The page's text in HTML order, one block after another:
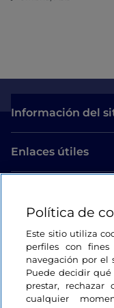
Información del
Enlaces útiles
Estamos en
Política de
Este sitio utiliza
perfiles con fines
navegación por el
Puede decidir qué
prestar, rechazar
cualquier